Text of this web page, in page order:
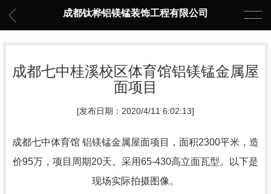
成都钛桦铝镁锰装饰工程有限公司
成都七中桂溪校区体育馆铝镁锰金属屋
面项目
[发布日期：2020/4/11 6:02:13]
成都七中体育馆 铝镁锰金属屋面项目，面积2300平米，造
价95万，项目周期20天。采用65-430高立面瓦型。以下是
现场实际拍摄图像。